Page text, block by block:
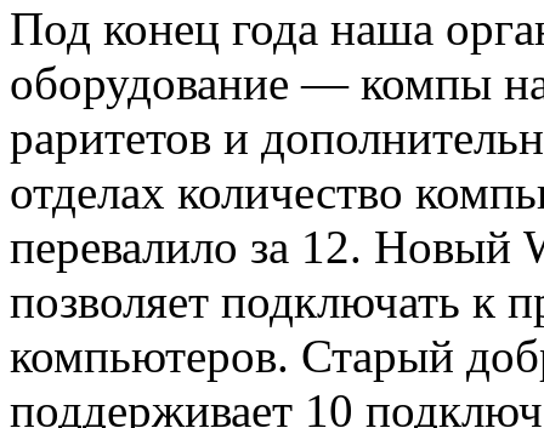
Под конец года наша
оборудование — компы
раритетов и
отделах количество
перевалило за 12.
позволяет подключать к
компьютеров. Старый
поддерживает 10